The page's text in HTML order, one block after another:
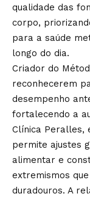
qualidade das
corpo,
para a saúde
longo do dia.
Criador do
reconhecerem
desempenho
fortalecendo a
Clínica Peralles,
permite ajustes
alimentar e
extremismos
duradouros. A